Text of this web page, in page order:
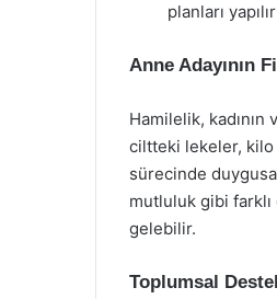
planları
Anne Adayının
Hamilelik,
ciltteki lekeler, kilo
sürecinde
mutluluk gibi
gelebilir.
Toplumsal